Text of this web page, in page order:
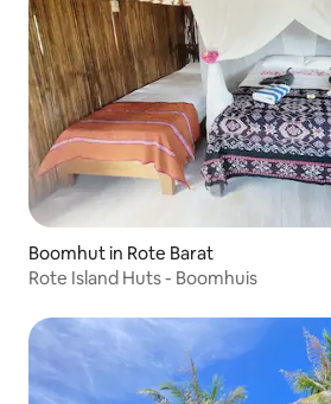
Boomhut in Rote Barat
Rote Island Huts - Boomhuis